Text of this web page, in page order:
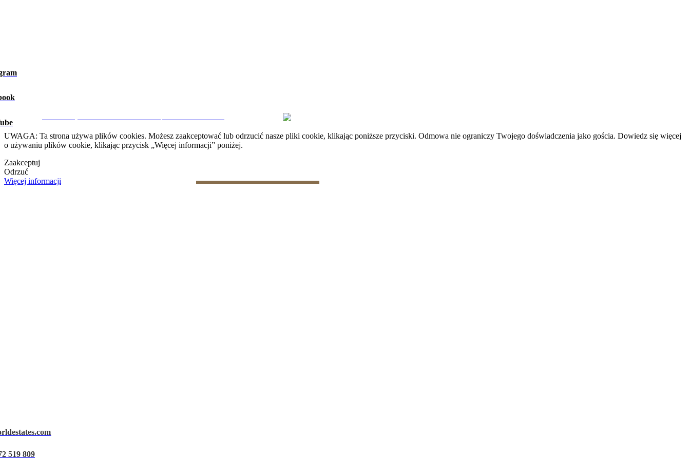
519 809
UWAGA: Ta strona używa plików cookies. Możesz zaakceptować lub odrzucić nasze pliki cookie, klikając poniższe przyciski. Odmowa nie ograniczy Twojego doświadczenia jako gościa. Dowiedz się więcej
o używaniu plików cookie, klikając przycisk „Więcej informacji” poniżej.
Zaakceptuj
Odrzuć
Więcej informacji